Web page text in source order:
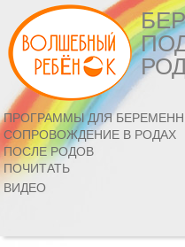
ПРОГРАММЫ ДЛЯ
СОПРОВОЖДЕНИЕ В РОДАХ
ПОСЛЕ РОДОВ
ПОЧИТАТЬ
ВИДЕО